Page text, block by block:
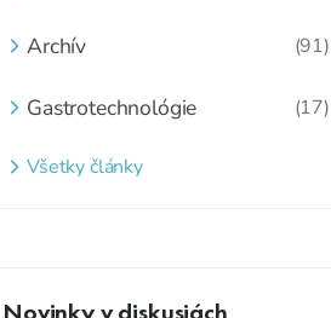
Archív (91)
Gastrotechnológie (17)
Všetky články